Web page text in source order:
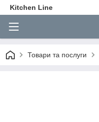
Kitchen Line
Товари та послуги